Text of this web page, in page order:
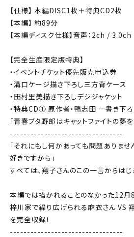
【仕様】 本編DISC1枚＋特典CD2枚
【本編】 約89分
【本編ディスク仕様】音声：2ch / 3.0ch
【完全生産限定版特典】
・イベントチケット優先販売申込券
・溝口ケージ描き下ろし三方背ケース
・田村里美描き下ろしデジジャケット
・特典CD① 原作者・鴨志田 一書き下ろ
「青春ブタ野郎はキャットファイトの夢
---------------------------------
「それにもし何かあっても問題ありませ
好きですから」
すべては、翔子さんのこの一言からはじま
本編では描かれることのなかった12月8
梓川家で繰り広げられる麻衣さん VS
を完全収録！
---------------------------------